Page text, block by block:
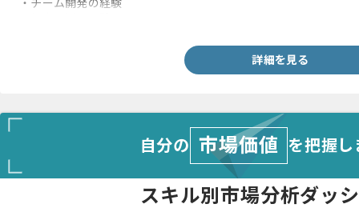
・チーム開発の経験
詳細を見る
自分の 市場価値 を把握
スキル別市場分析ダッ